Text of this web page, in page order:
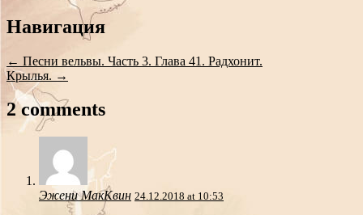
Сообщение
навигации
Навигация
← Песни вельвы. Часть 3. Глава 41. Радхонит.
Крылья. →
2 comments
Эжени МакКвин 24.12.2018 at 10:53